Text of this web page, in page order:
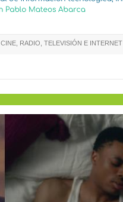
CINE, RADIO, TELEVISIÓN E INTERNET